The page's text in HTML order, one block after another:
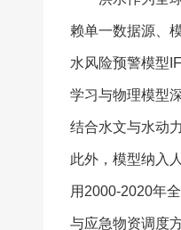
赖单一数据源、
水风险预警模型
学习与物理模型
结合水文与水动
此外，模型纳入
用2000-2020年
与应急物资调度